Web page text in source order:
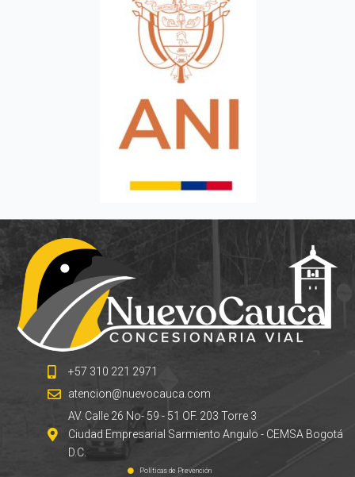
+57 310 221 2971
atencion@nuevocauca.com
AV. Calle 26 No- 59 - 51 OF. 203 Torre 3
Ciudad Empresarial Sarmiento Angulo - CEMSA Bogotá
D.C.
Políticas de Prevención